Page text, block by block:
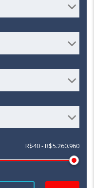
R$40 - R$5.260.960